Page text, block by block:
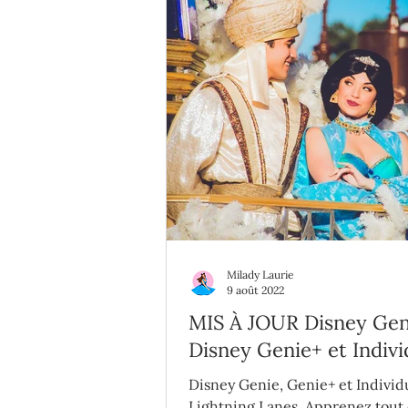
MIS À JOUR Disney
Disney Genie+ et
Lightning Lanes : tout
Disney Genie, Genie+ et
Milady Laurie
9 août 2022